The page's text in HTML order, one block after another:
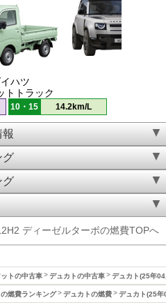
ハツ
トトラック
10・15 14.2km/L
グ
グ
ディーゼルターボの燃費TOPへ
トの中古車 デュカトの中古車 デュカト(25年
燃費ランキング デュカトの燃費 デュカト(25